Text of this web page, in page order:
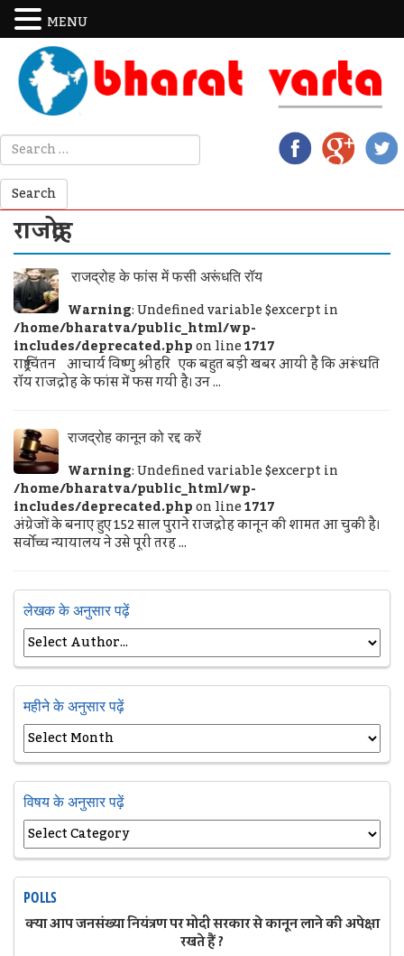
राजद्रोह
राजद्रोह के फांस में फसी अरूंधति रॉय
Warning: Undefined variable $excerpt in
/home/bharatva/public_html/wp-
includes/deprecated.phpon line1717
राष्ट्र चिंतन आचार्य विष्णु श्रीहरि एक बहुत बड़ी खबर आयी है कि अरूंधति
राॅय राजद्रोह के फांस में फस गयी है। उन ...
राजद्रोह कानून को रद्द करें
Warning: Undefined variable $excerpt in
/home/bharatva/public_html/wp-
includes/deprecated.phpon line1717
अंग्रेजों के बनाए हुए 152 साल पुराने राजद्रोह कानून की शामत आ चुकी है।
सर्वोच्च न्यायालय ने उसे पूरी तरह ...
लेखक के अनुसार पढ़ें
महीने के अनुसार पढ़ें
विषय के अनुसार पढ़ें
POLLS
क्या आप जनसंख्या नियंत्रण पर मोदी सरकार से कानून लाने की अपेक्षा
रखते हैं ?
MENU